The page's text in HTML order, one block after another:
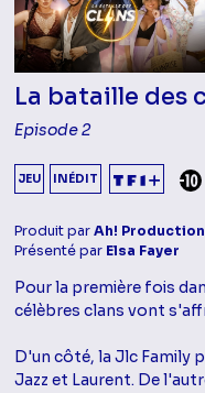
La bataille des
Episode 2
JEU INÉDIT
Produit parAh! Production
Présenté par Elsa Fayer
Pour la première fois
célèbres clans vont
D'un côté, la Jlc Family
Jazz et Laurent. De